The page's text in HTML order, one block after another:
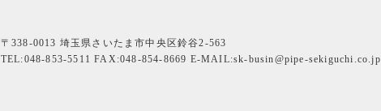
〒338-0013 埼玉県さいたま市中央区鈴谷2-563
TEL:048-853-5511FAX:048-854-8669 E-MAIL:sk-busin@pipe-sekiguchi.co.jp